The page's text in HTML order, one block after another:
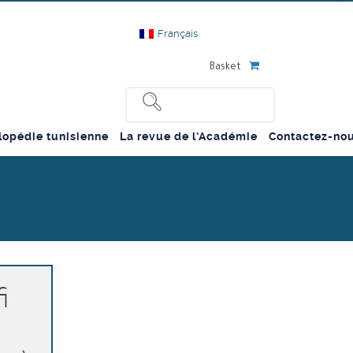
Français
Basket
tunisienne La revue de l’Académie Contactez-